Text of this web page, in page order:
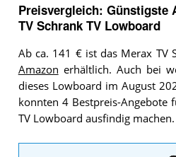
Preisvergleich: Günstigste
TV Schrank TV Lowboard
Ab ca. 141 € ist das Merax TV
Amazon erhältlich. Auch bei
dieses Lowboard im August
konnten 4 Bestpreis-Angebote
TV Lowboard ausfindig machen.